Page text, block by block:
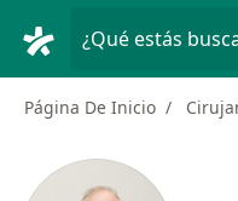
¿Qué estás
Página De Inicio